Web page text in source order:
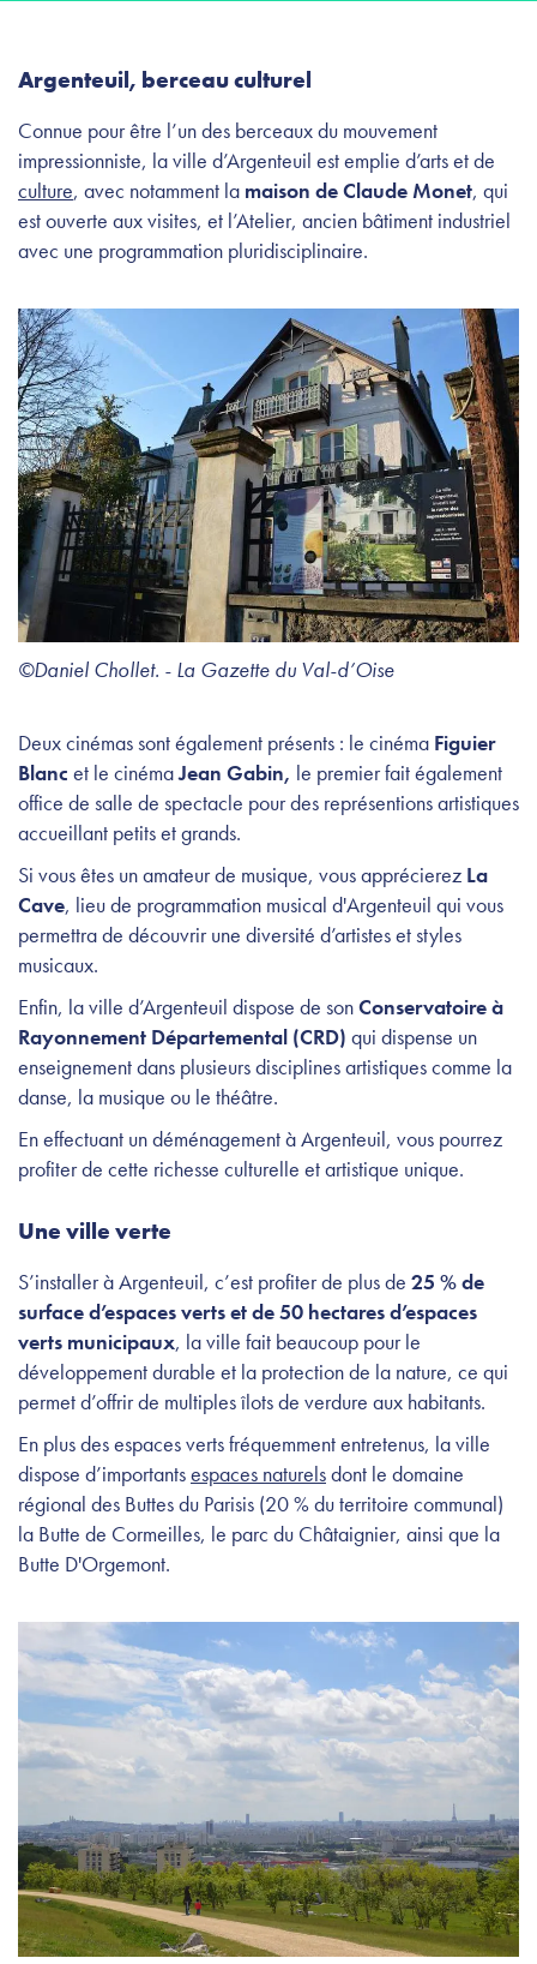
Argenteuil, berceau culturel
Connue pour être l’un des berceaux du mouvement
impressionniste, la ville d’Argenteuil est emplie d’arts et de
culture, avec notamment la maison de Claude Monet, qui
est ouverte aux visites, et l’Atelier, ancien bâtiment industriel
avec une programmation pluridisciplinaire.
©Daniel Chollet. - La Gazette du Val-d’Oise
Deux cinémas sont également présents : le cinéma Figuier
Blanc et le cinémaJean Gabin, le premier fait également
office de salle de spectacle pour des représentions artistiques
accueillant petits et grands.
Si vous êtes un amateur de musique, vous apprécierez La
Cave, lieu de programmation musical d'Argenteuil qui vous
permettra de découvrir une diversité d’artistes et styles
musicaux.
Enfin, la ville d’Argenteuil dispose de sonConservatoire à
Rayonnement Départemental (CRD) qui dispense un
enseignement dans plusieurs disciplines artistiques comme la
danse, la musique ou le théâtre.
En effectuant un déménagement à Argenteuil, vous pourrez
profiter de cette richesse culturelle et artistique unique.
Une ville verte
S’installer à Argenteuil, c’est profiter de plus de 25 % de
surface d’espaces verts et de 50 hectares d’espaces
verts municipaux, la ville fait beaucoup pour le
développement durable et la protection de la nature, ce qui
permet d’offrir de multiples îlots de verdure aux habitants.
En plus des espaces verts fréquemment entretenus, la ville
dispose d’importantsespaces naturelsdont le domaine
régional des Buttes du Parisis (20 % du territoire communal)
la Butte de Cormeilles, le parc du Châtaignier, ainsi que la
Butte D'Orgemont.